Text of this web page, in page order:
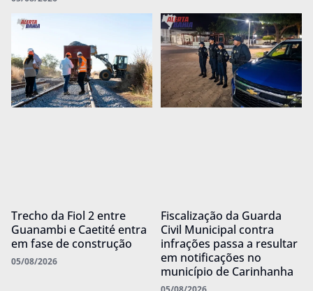
Trecho da Fiol 2 entre
Guanambi e Caetité entra
em fase de construção
05/08/2026
Fiscalização da Guarda
Civil Municipal contra
infrações passa a resultar
em notificações no
município de Carinhanha